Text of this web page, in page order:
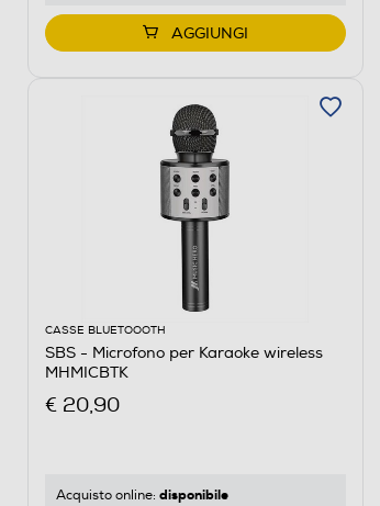
AGGIUNGI
CASSE BLUETOOOTH
SBS - Microfono per Karaoke wireless
MHMICBTK
€ 20,90
Acquisto online: disponibile